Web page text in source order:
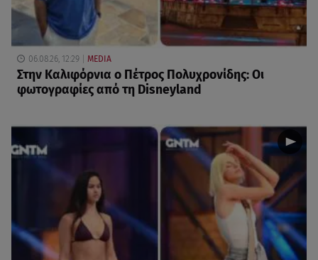
06.08.26, 12:29 MEDIA
Στην Καλιφόρνια ο Πέτρος Πολυχρονίδης: Οι
φωτογραφίες από τη Disneyland